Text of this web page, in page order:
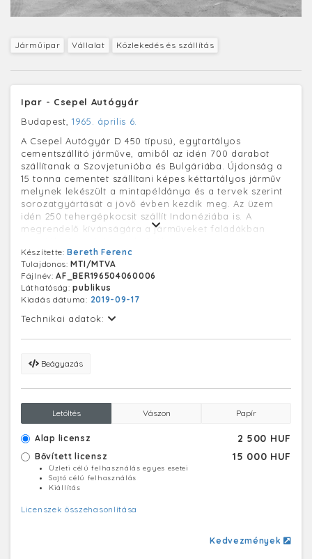
Járműipar Vállalat Közlekedés és szállítás
Ipar - Csepel Autógyár
Budapest, 1965. április 6.
A Csepel Autógyár D 450 típusú, egytartályos
cementszállító járműve, amiből az idén 700 darabot
szállítanak a Szovjetunióba és Bulgáriába. Újdonság a
15 tonna cementet szállítani képes kéttartályos járműv
melynek lekészült a mintapéldánya és a tervek szerint
sorozatgyártását a jövő évben kezdik meg. Az üzem
idén 250 tehergépkocsit szállít Indonéziába is. A
megrendelő kívánságára a járműveket faládákban
biztonságosabb a szállítás és kevesebb helyet is foglal
az áru. Jelenleg csomagolják az első szállítmányt, 11
teherautót amiket a hónap végén indítanak útnak. A
helyszínen magyar szerelők állítják majd össze
járműveket.
Készítette:Bereth Ferenc
Tulajdonos:MTI/MTVA
Fájlnév:AF_BER196504060006
Láthatóság:publikus
Kiadás dátuma: 2019-09-17
Technikai adatok:
Beágyazás
Letöltés Vászon Papír
Alap licensz 2 500 HUF
Bővített licensz 15 000 HUF
Üzleti célú felhasználás egyes esetei
Sajtó célú felhasználás
Kiállítás
Licenszek összehasonlítása
Kedvezmények